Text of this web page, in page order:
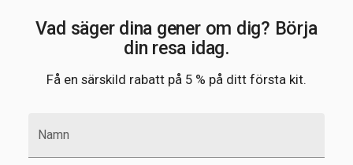
Vad säger dina gener om dig? Börja
din resa idag.
Få en särskild rabatt på 5 % på ditt första kit.
Namn